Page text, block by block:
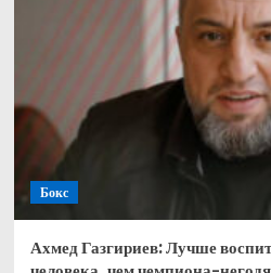
Бокс
Ахмед Газгириев: Лучше